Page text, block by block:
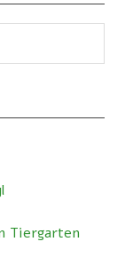
Tiergarten